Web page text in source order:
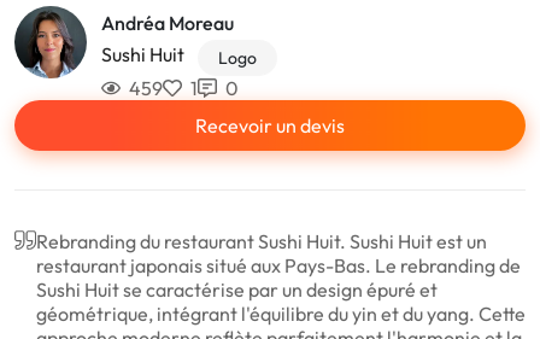
Andréa Moreau
Sushi Huit
Logo
459 1
0
Recevoir un devis
Rebranding du restaurant Sushi Huit. Sushi Huit est un
restaurant japonais situé aux Pays-Bas. Le rebranding de
Sushi Huit se caractérise par un design épuré et
géométrique, intégrant l'équilibre du yin et du yang. Cette